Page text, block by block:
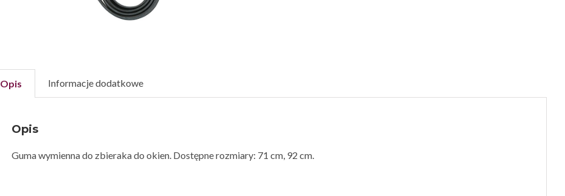
Opis Informacje dodatkowe
Opis
Guma wymienna do zbieraka do okien. Dostępne rozmiary: 71 cm, 92 cm.